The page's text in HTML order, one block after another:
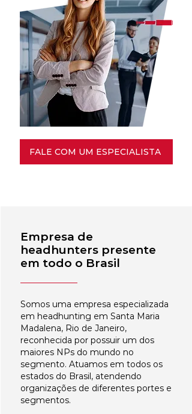
FALE COM UM ESPECIALISTA
Empresa de
headhunters presente
em todo o Brasil
Somos uma empresa especializada
em headhunting em Santa Maria
Madalena, Rio de Janeiro,
reconhecida por possuir um dos
maiores NPs do mundo no
segmento. Atuamos em todos os
estados do Brasil, atendendo
organizações de diferentes portes e
segmentos.